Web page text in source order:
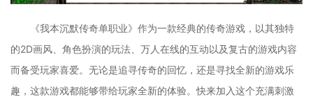
《我本沉默传奇单职业》作为一款经典的传奇游戏，以其独特
的2D画风、角色扮演的玩法、万人在线的互动以及复古的游戏内容
而备受玩家喜爱。无论是追寻传奇的回忆，还是寻找全新的游戏乐
趣，这款游戏都能够带给玩家全新的体验。快来加入这个充满刺激